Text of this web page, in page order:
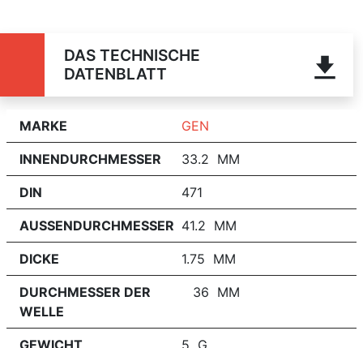
DAS TECHNISCHE
DATENBLATT
MARKE GEN
INNENDURCHMESSER 33.2 MM
DIN 471
AUSSENDURCHMESSER 41.2 MM
DICKE 1.75 MM
DURCHMESSER DER
WELLE
36 MM
GEWICHT 5 G